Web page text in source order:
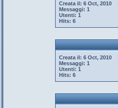
Creata il: 6 Oct, 2010
Messaggi: 1
Utenti: 1
Hits: 6
Creata il: 6 Oct, 2010
Messaggi: 1
Utenti: 1
Hits: 6